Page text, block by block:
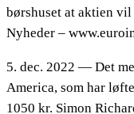
børshuset at aktien
Nyheder –
5. dec. 2022 — Det
America, som har
1050 kr. Simon